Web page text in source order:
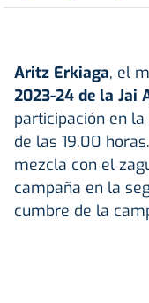
Aritz Erkiaga, el
2023-24 de la Jai
participación en la
de las 19.00
mezcla con el
campaña en la
cumbre de la